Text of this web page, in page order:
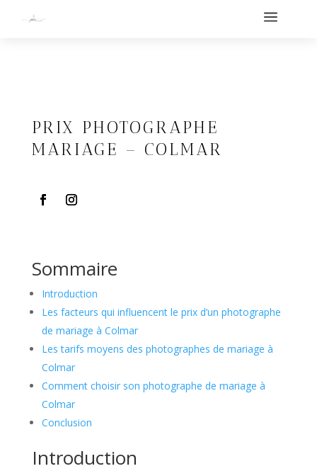
a
PRIX PHOTOGRAPHE
MARIAGE – COLMAR
Sommaire
Introduction
Les facteurs qui influencent le prix d’un photographe
de mariage à Colmar
Les tarifs moyens des photographes de mariage à
Colmar
Comment choisir son photographe de mariage à
Colmar
Conclusion
Introduction